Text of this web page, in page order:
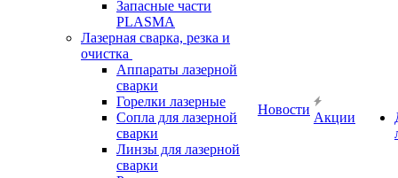
Запасные части
PLASMA
Лазерная сварка, резка и
очистка
Аппараты лазерной
сварки
Горелки лазерные
Сопла для лазерной
сварки
Линзы для лазерной
сварки
Новости
Акции